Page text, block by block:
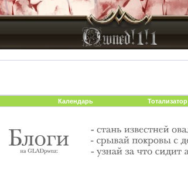
Календарь Тотализатор